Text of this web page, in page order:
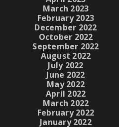
March 2023
February 2023
December 2022
October 2022
September 2022
August 2022
July 2022
June 2022
May 2022
April 2022
March 2022
February 2022
January 2022